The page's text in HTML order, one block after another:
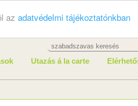
az adatvédelmi tájékoztatónkban
Utazás á la carte